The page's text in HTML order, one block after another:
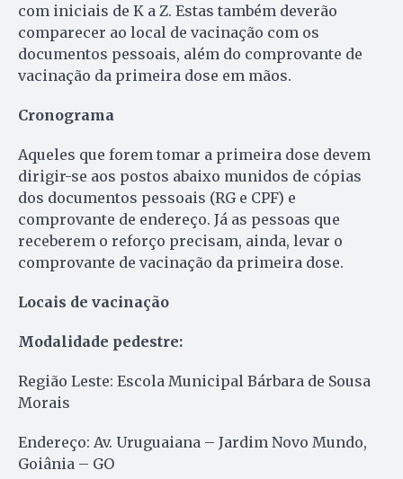
com iniciais de K a Z. Estas também deverão
comparecer ao local de vacinação com os
documentos pessoais, além do comprovante de
vacinação da primeira dose em mãos.
Cronograma
Aqueles que forem tomar a primeira dose devem
dirigir-se aos postos abaixo munidos de cópias
dos documentos pessoais (RG e CPF) e
comprovante de endereço. Já as pessoas que
receberem o reforço precisam, ainda, levar o
comprovante de vacinação da primeira dose.
Locais de vacinação
Modalidade pedestre:
Região Leste: Escola Municipal Bárbara de Sousa
Morais
Endereço: Av. Uruguaiana – Jardim Novo Mundo,
Goiânia – GO